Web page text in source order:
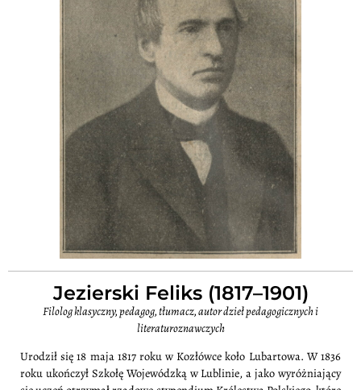
Jezierski Feliks (1817–1901)
Filolog klasyczny, pedagog, tłumacz, autor dzieł pedagogicznych i
literaturoznawczych
Urodził się 18 maja 1817 roku w Kozłówce koło Lubartowa. W 1836
roku ukończył Szkołę Wojewódzką w Lublinie, a jako wyróżniający